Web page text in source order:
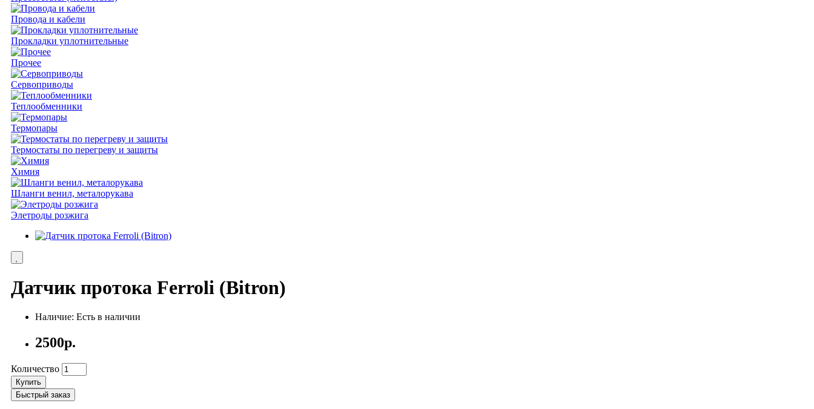
Провода и кабели
Прокладки уплотнительные
Прочее
Сервоприводы
Теплообменники
Термопары
Термостаты по перегреву и защиты
Химия
Шланги венил, металорукава
Элетроды розжига
Датчик протока Ferroli (Bitron)
Наличие: Есть в наличии
2500р.
Количество
Купить
Быстрый заказ